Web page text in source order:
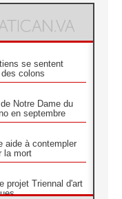
se sentent
colons
Notre Dame du
en septembre
aide à contempler
la mort
projet Triennal d'art